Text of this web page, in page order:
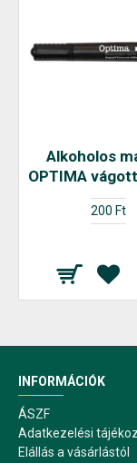
Alkoholos
OPTIMA
200 Ft
INFORMÁCIÓK
ÁSZF
Adatkezelési
Elállás a vásárlástól